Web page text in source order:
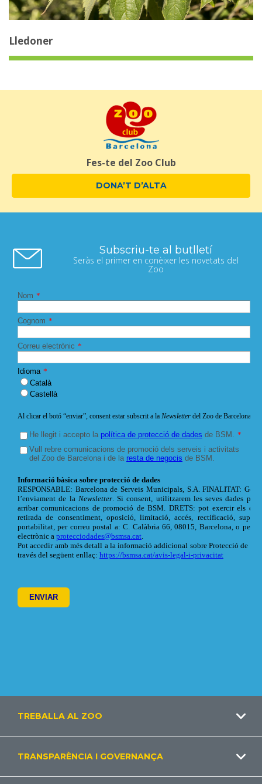
Lledoner
Fes-te del Zoo Club
DONA’T D’ALTA
Subscriu-te al butlletí
Seràs el primer en conèixer les novetats del
Zoo
Footer
TREBALLA AL ZOO
TRANSPARÈNCIA I GOVERNANÇA